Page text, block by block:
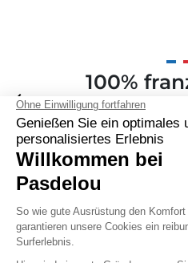
Zurück
arrow_back
100%